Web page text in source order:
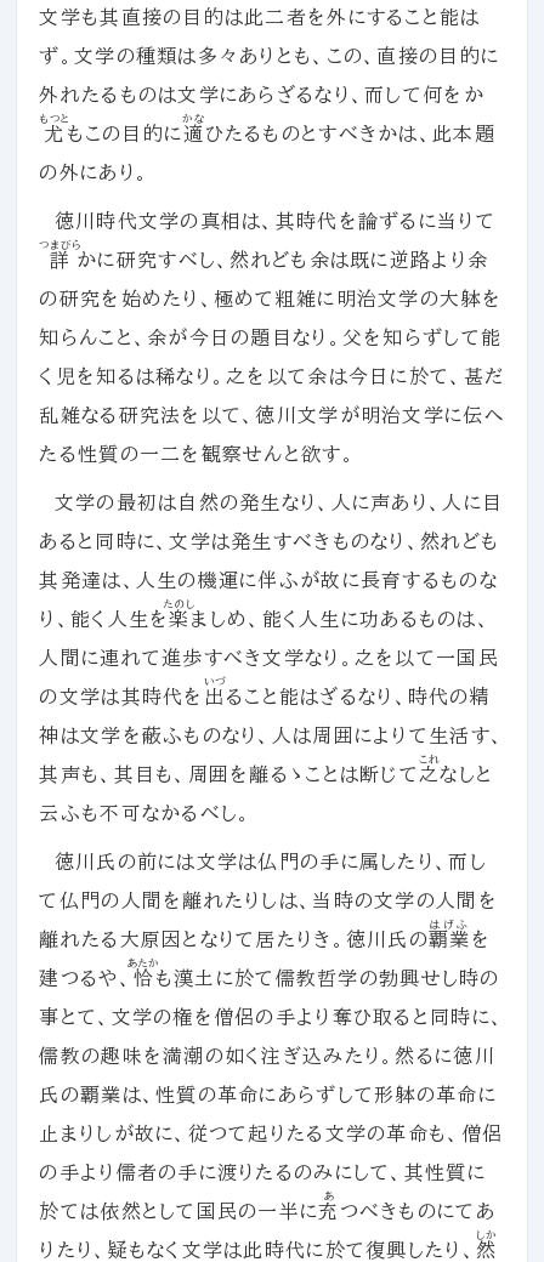
文学も其直接の目的は此二者を外にすること能は
ず。文学の種類は多々ありとも、この、直接の目的に
外れたるものは文学にあらざるなり、而して何をか
尤
もつと
もこの目的に適
かな
ひたるものとすべきかは、此本題
の外にあり。
徳川時代文学の真相は、其時代を論ずるに当りて
詳
つまびら
かに研究すべし、然れども余は既に逆路より余
の研究を始めたり、極めて粗雑に明治文学の大躰を
知らんこと、余が今日の題目なり。父を知らずして能
く児を知るは稀なり。之を以て余は今日に於て、甚だ
乱雑なる研究法を以て、徳川文学が明治文学に伝へ
たる性質の一二を観察せんと欲す。
文学の最初は自然の発生なり、人に声あり、人に目
あると同時に、文学は発生すべきものなり、然れども
其発達は、人生の機運に伴ふが故に長育するものな
り、能く人生を楽
たのし
ましめ、能く人生に功あるものは、
人間に連れて進歩すべき文学なり。之を以て一国民
の文学は其時代を 出
いづ
ること能はざるなり、時代の精
神は文学を蔽ふものなり、人は周囲によりて生活す、
其声も、其目も、周囲を離るゝことは断じて 之
これ
なしと
云ふも不可なかるべし。
徳川氏の前には文学は仏門の手に属したり、而し
て仏門の人間を離れたりしは、当時の文学の人間を
離れたる大原因となりて居たりき。徳川氏の覇業
はげふ
を
建つるや、 恰
あたか
も漢土に於て儒教哲学の勃興せし時の
事とて、文学の権を僧侶の手より奪ひ取ると同時に、
儒教の趣味を満潮の如く注ぎ込みたり。然るに徳川
氏の覇業は、性質の革命にあらずして形躰の革命に
止まりしが故に、従つて起りたる文学の革命も、僧侶
の手より儒者の手に渡りたるのみにして、其性質に
於ては依然として国民の一半に充
あ
つべきものにてあ
りたり、疑もなく文学は此時代に於て復興したり、 然
しか